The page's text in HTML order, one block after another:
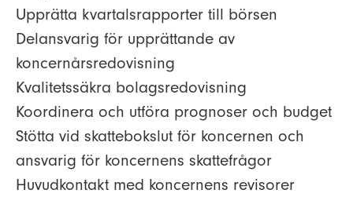
Upprätta kvartalsrapporter till börsen
Delansvarig för upprättande av
koncernårsredovisning
Kvalitetssäkra bolagsredovisning
Koordinera och utföra prognoser och budget
Stötta vid skattebokslut för koncernen och
ansvarig för koncernens skattefrågor
Huvudkontakt med koncernens revisorer